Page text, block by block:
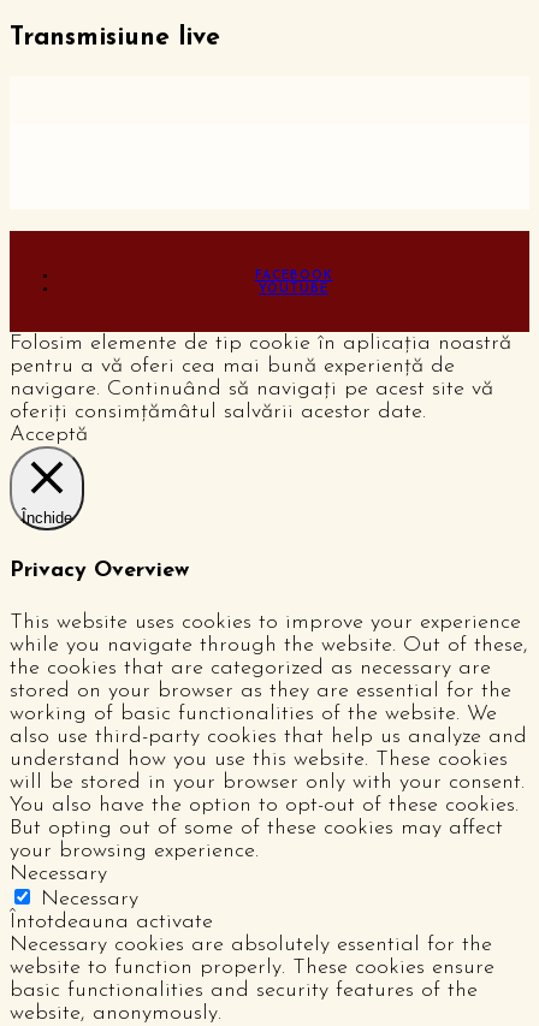
Transmisiune live
FACEBOOK
YOUTUBE
Folosim elemente de tip cookie în aplicația noastră
pentru a vă oferi cea mai bună experiență de
navigare. Continuând să navigați pe acest site vă
oferiți consimțămâtul salvării acestor date.
Acceptă
Închide
Privacy Overview
This website uses cookies to improve your experience
while you navigate through the website. Out of these,
the cookies that are categorized as necessary are
stored on your browser as they are essential for the
working of basic functionalities of the website. We
also use third-party cookies that help us analyze and
understand how you use this website. These cookies
will be stored in your browser only with your consent.
You also have the option to opt-out of these cookies.
But opting out of some of these cookies may affect
your browsing experience.
Necessary
Necessary
Întotdeauna activate
Necessary cookies are absolutely essential for the
website to function properly. These cookies ensure
basic functionalities and security features of the
website, anonymously.